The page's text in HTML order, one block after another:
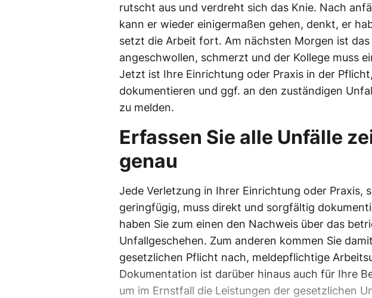
rutscht aus und verdreht sich das Knie. Nach
kann er wieder einigermaßen gehen, denkt, er
setzt die Arbeit fort. Am nächsten Morgen ist
angeschwollen, schmerzt und der Kollege muss
Jetzt ist Ihre Einrichtung oder Praxis in der
dokumentieren und ggf. an den zuständigen
zu melden.
Erfassen Sie alle Unfälle
genau
Jede Verletzung in Ihrer Einrichtung oder Praxis,
geringfügig, muss direkt und sorgfältig
haben Sie zum einen den Nachweis über das
Unfallgeschehen. Zum anderen kommen Sie
gesetzlichen Pflicht nach, meldepflichtige
Dokumentation ist darüber hinaus auch für Ihre
um im Ernstfall die Leistungen der gesetzlichen